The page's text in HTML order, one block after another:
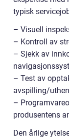
typisk
– Visuell
– Kontroll av
– Sjekk av
– Test av
avspilling/
–
produsentens
Den årlige